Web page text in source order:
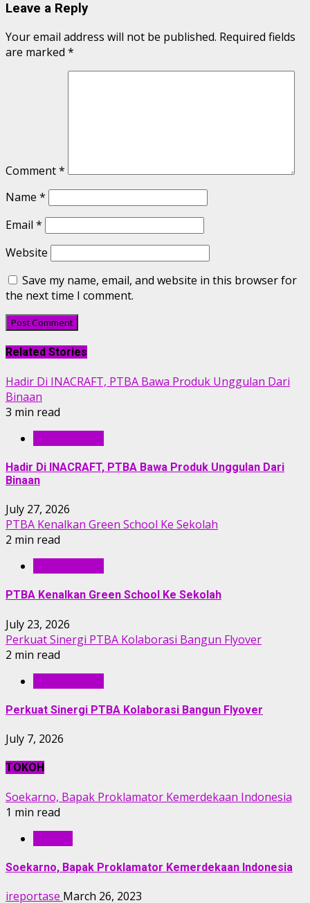
Leave a Reply
Your email address will not be published. Required fields
are marked *
Comment*
Name *
Email *
Website
Save my name, email, and website in this browser for
the next time I comment.
Related Stories
Hadir Di INACRAFT, PTBA Bawa Produk Unggulan Dari
Binaan
3 min read
Hadir Di INACRAFT, PTBA Bawa Produk Unggulan Dari
Binaan
July 27, 2026
PTBA Kenalkan Green School Ke Sekolah
2 min read
PTBA Kenalkan Green School Ke Sekolah
July 23, 2026
Perkuat Sinergi PTBA Kolaborasi Bangun Flyover
2 min read
Perkuat Sinergi PTBA Kolaborasi Bangun Flyover
July 7, 2026
TOKOH
Soekarno, Bapak Proklamator Kemerdekaan Indonesia
1 min read
Soekarno, Bapak Proklamator Kemerdekaan Indonesia
ireportase March 26, 2023